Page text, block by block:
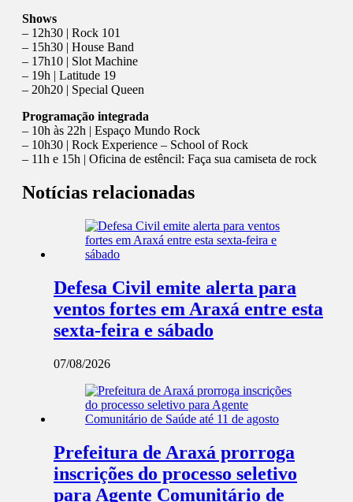
Shows
– 12h30 | Rock 101
– 15h30 | House Band
– 17h10 | Slot Machine
– 19h | Latitude 19
– 20h20 | Special Queen
Programação integrada
– 10h às 22h | Espaço Mundo Rock
– 10h30 | Rock Experience – School of Rock
– 11h e 15h | Oficina de estêncil: Faça sua camiseta de rock
Notícias relacionadas
Defesa Civil emite alerta para
ventos fortes em Araxá entre esta
sexta-feira e sábado
07/08/2026
Prefeitura de Araxá prorroga
inscrições do processo seletivo
para Agente Comunitário de